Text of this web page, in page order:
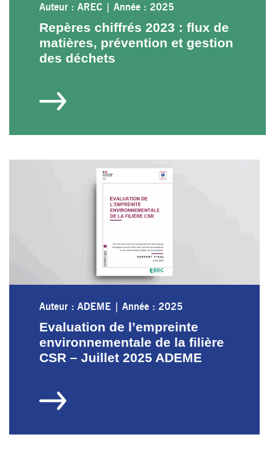
Auteur : AREC | Année : 2025
Repères chiffrés 2023 : flux de
matières, prévention et gestion
des déchets
Auteur : ADEME | Année : 2025
Evaluation de l’empreinte
environnementale de la filière
CSR – Juillet 2025 ADEME